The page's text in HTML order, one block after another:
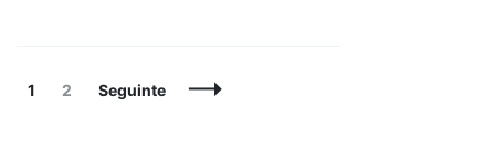
Navegação
Página
1 Página
2 Seguinte